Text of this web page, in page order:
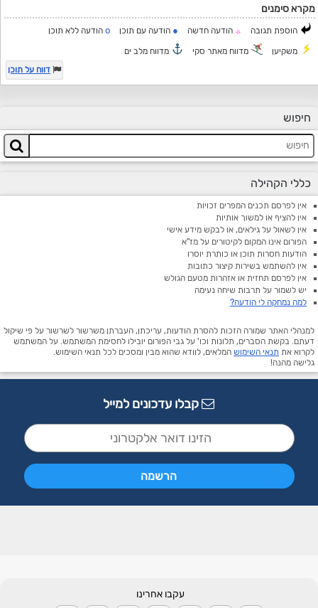
מקרא סימנים
הוספת תגובה ☼ הודעה חדשה ● הודעה עם תוכן o הודעה ללא תוכן
משקיען מדווח מאתר סקי
מדווח מלב ים
דווח על תוכן
חיפוש
כללי הקהילה
אין לפרסם תכנים המפרים זכויות
אין להציף או למשוך אותיות
אין לשאול על גילאים, או לבקש מידע אישי
הפורום אינו המקום לקיטורים על מז"א
הודעות חסרות תוכן או כותרת יוסרו
אין להשתמש בשירות קיצור כתובות
אין לפרסם תחזית או אזהרות מטעם הגולש
יש לשמור על תרבות שיחה נעימה
למה נמחקה לי הודעה?
למנהלי האתר שמורה הזכות להסרת הודעות, עריכתן, העברתן משרשור לשרשור על פי שיקול
דעתם. בקשת הסברים, תלונות וכו' על גבי הפורום יובילו לחסימת המשתמש. על המשתמש
לקרוא את תנאי השימוש המלאים, לוודא שהוא מבין ומסכים לכל תנאי השימוש.
גלישה מהנה!
קבלו עדכונים למייל
עקבו אחרינו